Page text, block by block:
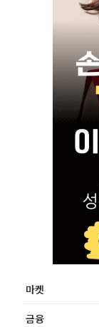
마켓
금융